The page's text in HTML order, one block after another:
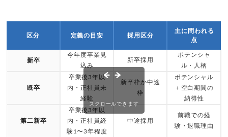
区分 定義の目安 採用区分
主に問われる
点
新卒
今年度卒業見
込み
新卒採用
ポテンシャ
ル・人柄
既卒
卒業後3年以
内・正社員未
経験
新卒枠か中途
枠
ポテンシャル
＋空白期間の
納得性
第二新卒
卒業後3年以
内・正社員経
験1〜3年程度
中途採用
前職での経
験・退職理由
スクロールできます